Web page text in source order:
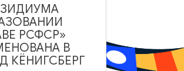
эстрады «Янтарь-холл»
РСФСР»
В
КЁНИГСБЕРГ